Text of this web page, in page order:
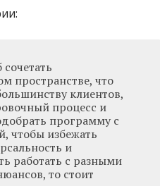
пространстве, что
клиентов,
процесс и
программу с
чтобы избежать
и
работать с разными
то стоит